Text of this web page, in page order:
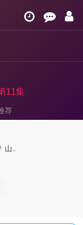
11集
荐
山..